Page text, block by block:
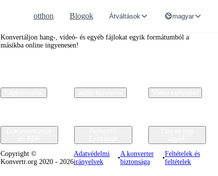
otthon Blogok Átváltások magyar
Convertr.org
Konvertáljon hang-, videó- és egyéb fájlokat egyik formátumból a
másikba online ingyenesen!
Copyright ©
Konvertr.org 2020 - 2026
Adatvédelmi
irányelvek
•
A konverter
biztonsága
•
Feltételek és
feltételek